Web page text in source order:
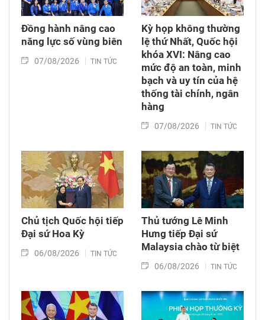
tên cho những người đã hi sinh vì Tổ quốc.
Đồng hành nâng cao
năng lực số vùng biên
07/08/2026 TIN TỨC
Kỳ họp không thường
lệ thứ Nhất, Quốc hội
khóa XVI: Nâng cao
mức độ an toàn, minh
bạch và uy tín của hệ
thống tài chính, ngân
hàng
07/08/2026 TIN TỨC
Chủ tịch Quốc hội tiếp
Đại sứ Hoa Kỳ
06/08/2026 TIN TỨC
Thủ tướng Lê Minh
Hưng tiếp Đại sứ
Malaysia chào từ biệt
06/08/2026 TIN TỨC